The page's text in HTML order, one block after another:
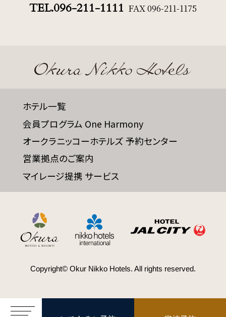
FAQ
SDGs
SDGsへの取り組み
Recruit
Contact
オンラインショップ
TEL.096-211-1111 FAX096-211-1175
ホテル一覧
会員プログラム One Harmony
オークラニッコーホテルズ 予約センター
営業拠点のご案内
マイレージ提携 サービス
Copyright© Okur Nikko Hotels. All rights reserved.